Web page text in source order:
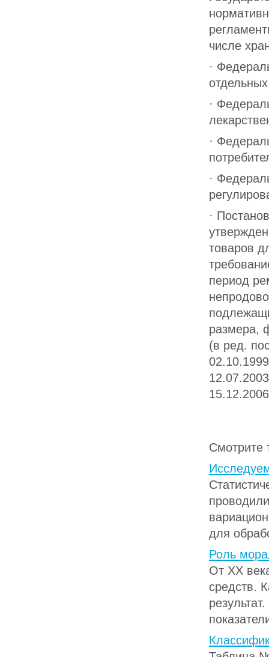
числе
·
·
·
·
·
товаров
период
размера,
(в ред.
Смотрите
для
Роль
От XX
средств.